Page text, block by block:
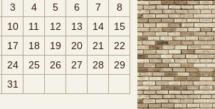
3 4 5 6 7
8
10 11 12 13 14
15
17 18 19 20 21
22
24 25 26 27 28
29
31